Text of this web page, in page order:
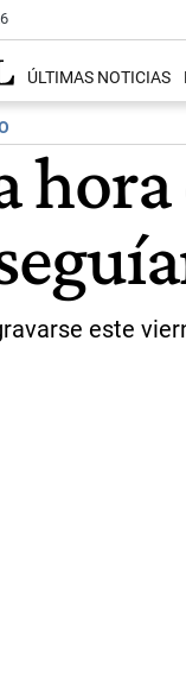
ÚLTIMAS NOTICIAS
este